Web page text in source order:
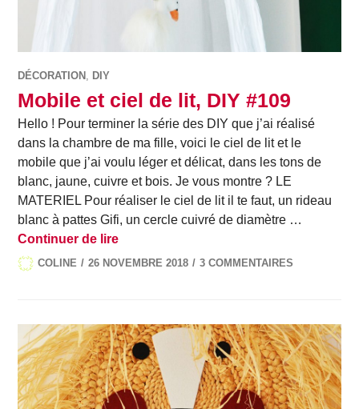
DÉCORATION , DIY
Mobile et ciel de lit, DIY #109
Hello ! Pour terminer la série des DIY que j’ai réalisé
dans la chambre de ma fille, voici le ciel de lit et le
mobile que j’ai voulu léger et délicat, dans les tons de
blanc, jaune, cuivre et bois. Je vous montre ? LE
MATERIEL Pour réaliser le ciel de lit il te faut, un rideau
blanc à pattes Gifi, un cercle cuivré de diamètre …
Continuer de lireMobile et ciel de lit, DIY #109
COLINE 26 NOVEMBRE 2018 3 COMMENTAIRES